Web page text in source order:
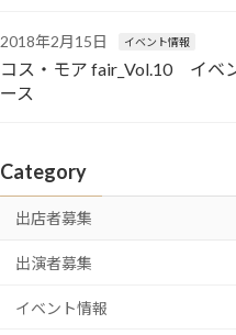
2018年2月15日 イベント情報
コス・モア fair_Vol.10 イベ
ース
Category
出店者募集
出演者募集
イベント情報